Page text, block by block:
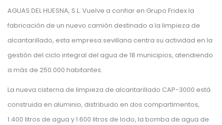
AGUAS DEL HUESNA, S.L. Vuelve a confiar en Grupo Fridex la
fabricación de un nuevo camión destinado a la limpieza de
alcantarillado, esta empresa sevillana centra su actividad en la
gestión del ciclo integral del agua de 18 municipios, atendiendo
a más de 250.000 habitantes.
La nueva cisterna de limpieza de alcantarillado CAP-3000 está
construida en aluminio, distribuido en dos compartimentos,
1.400 litros de agua y 1.600 litros de lodo, la bomba de agua de